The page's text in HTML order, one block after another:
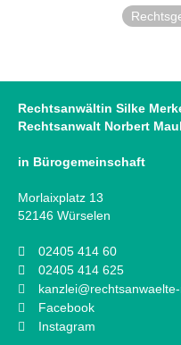
Rechtsanwältin Silke
Rechtsanwalt Norbert
in Bürogemeinschaft
Morlaixplatz 13
52146 Würselen
02405 414 60
02405 414 625
Facebook
Instagram